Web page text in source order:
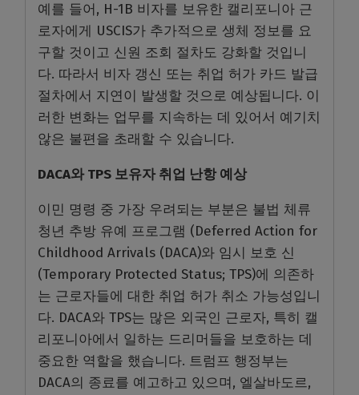
예를 들어, H-1B 비자를 보유한 캘리포니아 근
로자에게 USCIS가 추가적으로 생체 정보를 요
구할 것이고 신원 조회 절차도 강화할 것입니
다. 따라서 비자 갱신 또는 취업 허가 카드 발급
절차에서 지연이 발생할 것으로 예상됩니다. 이
러한 변화는 업무를 지속하는 데 있어서 예기치
않은 불편을 초래할 수 있습니다.
DACA와 TPS 보유자 취업 난항 예상
이민 명령 중 가장 우려되는 부분은 불법 체류
청년 추방 유예 프로그램 (Deferred Action for
Childhood Arrivals (DACA)와 임시 보호 신
(Temporary Protected Status; TPS)에 의존하
는 근로자들에 대한 취업 허가 취소 가능성입니
다. DACA와 TPS는 많은 외국인 근로자, 특히 캘
리포니아에서 일하는 드리머들을 보호하는 데
중요한 역할을 했습니다. 트럼프 행정부는
DACA의 종료를 예고하고 있으며, 엘살바도르,